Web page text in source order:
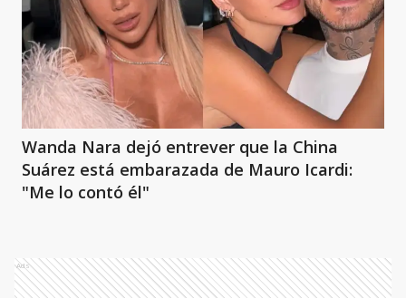
Wanda Nara dejó entrever que la China
Suárez está embarazada de Mauro Icardi:
"Me lo contó él"
Ads